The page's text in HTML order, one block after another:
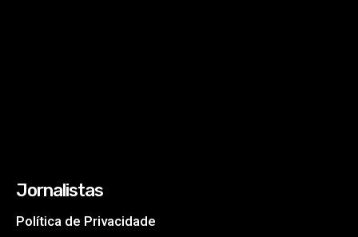
Jornalistas
Política de Privacidade